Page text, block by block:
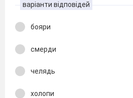
варіанти відповідей
бояри
смерди
челядь
холопи